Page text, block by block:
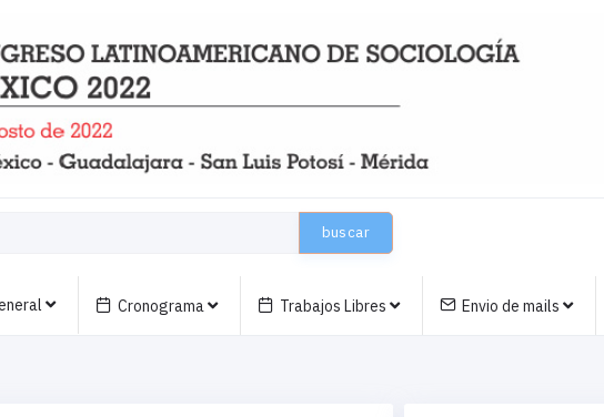
buscar
Cronograma Trabajos Libres Envio de mails